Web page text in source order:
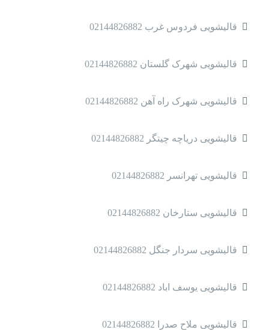
قالیشویی فردوس غرب 02144826882
قالیشویی شهرک گلستان 02144826882
قالیشویی شهرک راه آهن 02144826882
قالیشویی دریاچه چیتگر 02144826882
قالیشویی تهرانسر 02144826882
قالیشویی ستارخان 02144826882
قالیشویی سردار جنگل 02144826882
قالیشویی یوسف اباد 02144826882
قالیشویی ملاح صدرا 02144826882